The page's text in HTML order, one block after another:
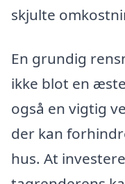
skjulte
En grundig
ikke blot en
også en vigtig
der kan
hus. At